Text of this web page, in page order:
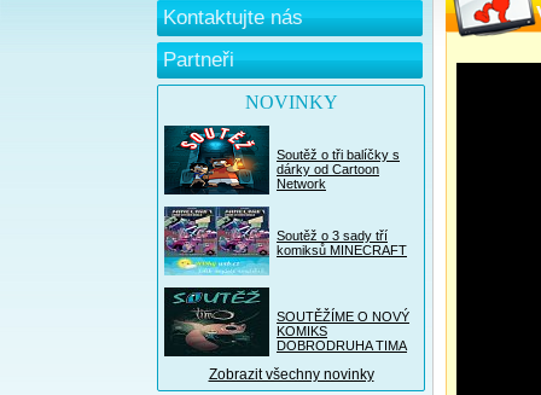
Kontaktujte nás
Partneři
NOVINKY
Soutěž o tři balíčky s
dárky od Cartoon
Network
Soutěž o 3 sady tří
komiksů MINECRAFT
SOUTĚŽÍME O NOVÝ
KOMIKS
DOBRODRUHA TIMA
Zobrazit všechny novinky